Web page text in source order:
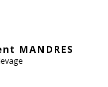
MANDRES